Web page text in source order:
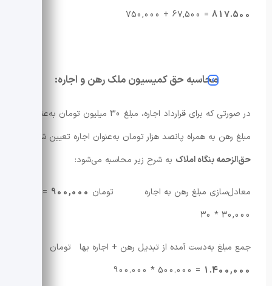
817.500
= 67,500 + 750,000
محاسبه حق کمیسیون ملک رهن و اجاره:
در صورتی که برای قرارداد اجاره، مبلغ 30 میلیون تومان به‌عنوان
مبلغ رهن به همراه پانصد هزار تومان به‌عنوان اجاره تعیین شود،
حق‌الزحمه بنگاه املاک به شرح زیر محاسبه می‌شود:
معادل‌سازی مبلغ رهن به اجاره تومان 900,000
=
30,000 * 30
جمع مبلغ به‌دست آمده از تبدیل رهن + اجاره بها تومان
1.400,000
= 500.000 * 900.000